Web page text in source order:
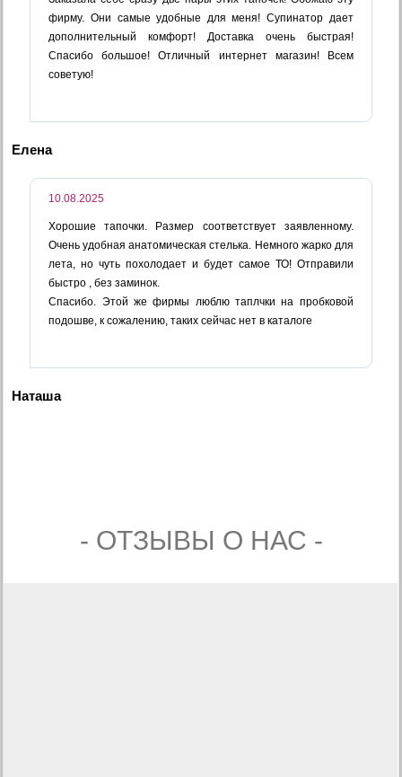
фирму. Они самые удобные для меня! Супинатор дает
дополнительный комфорт! Доставка очень быстрая!
Спасибо большое! Отличный интернет магазин! Всем
советую!
Елена
10.08.2025
Хорошие тапочки. Размер соответствует заявленному.
Очень удобная анатомическая стелька. Немного жарко для
лета, но чуть похолодает и будет самое ТО! Отправили
быстро , без заминок.
Спасибо. Этой же фирмы люблю таплчки на пробковой
подошве, к сожалению, таких сейчас нет в каталоге
Наташа
- ОТЗЫВЫ О НАС -